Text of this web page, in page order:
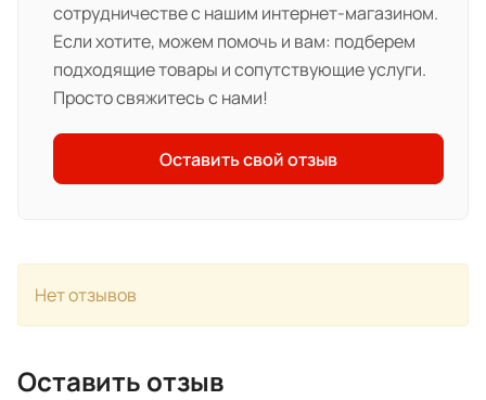
сотрудничестве с нашим интернет-магазином.
Если хотите, можем помочь и вам: подберем
подходящие товары и сопутствующие услуги.
Просто свяжитесь с нами!
Оставить свой отзыв
Нет отзывов
Оставить отзыв